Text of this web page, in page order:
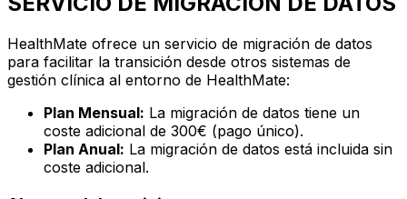
HealthMate ofrece un servicio de migración de datos
para facilitar la transición desde otros sistemas de
gestión clínica al entorno de HealthMate:
Plan Mensual: La migración de datos tiene un
coste adicional de 300€ (pago único).
Plan Anual: La migración de datos está incluida sin
coste adicional.